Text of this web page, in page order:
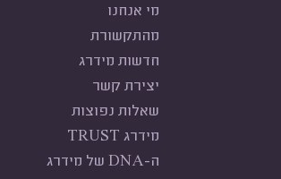
מי אנחנו
מהתקשורת
חדשות מידרג
יצירת קשר
שאלות נפוצות
מידרג TRUST
ה-DNA של מידרג